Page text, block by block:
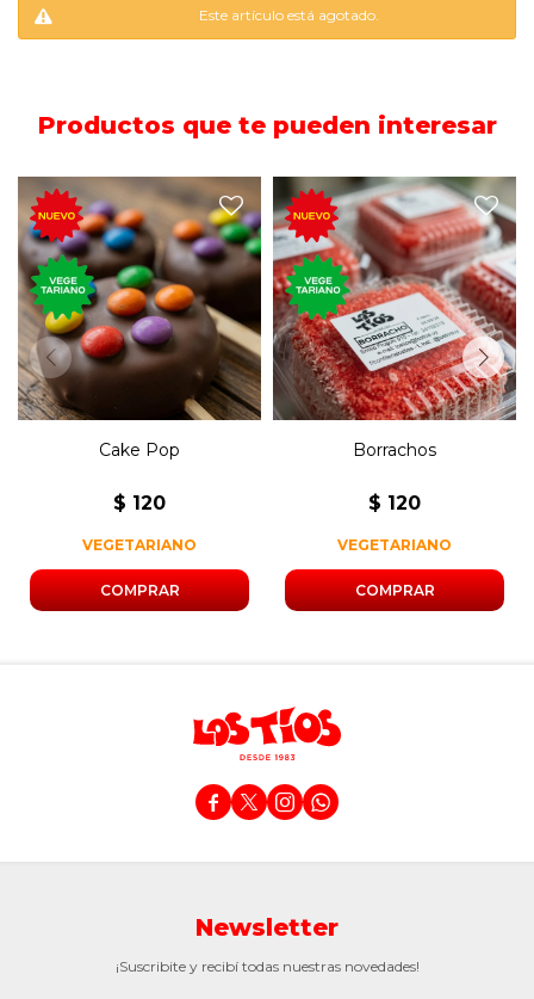
Este artículo está agotado.
Productos que te pueden interesar
Tortita de trufa y salchichón
con dulce de leche, similar al
lollipop (chupetín) cubierto
de chocolate y M&M`s.
Cake Pop
$ 120
VEGETARIANO
El histórico bizcocho de la
repostería uruguaya, puesto
en remojo de un almíbar
mezclado con vino blanco,
cubierto de coco.
Borrachos
$ 120
VEGETARIANO
   
Newsletter
¡Suscribite y recibí todas nuestras novedades!